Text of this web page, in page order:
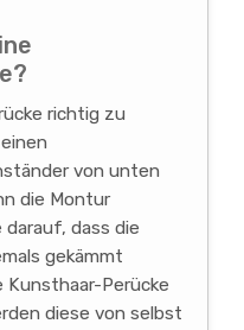
richtig zu
von unten
die Montur
dass die
gekämmt
Kunsthaar-Perücke
diese von selbst